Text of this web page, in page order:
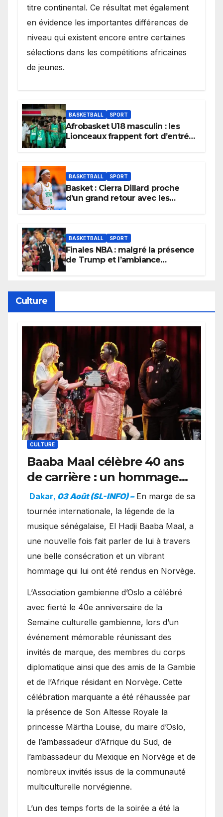
titre continental. Ce résultat met également
en évidence les importantes différences de
niveau qui existent encore entre certaines
sélections dans les compétitions africaines
de jeunes.
BASKETBALL SPORT
Afrobasket U18 masculin : les
Lionceaux frappent fort d’entrée
BASKETBALL SPORT
Basket : Cierra Dillard proche
d’un grand retour avec les
BASKETBALL SPORT
Finales NBA : malgré la présence
de Trump et l’ambiance
Culture
CULTURE
Baaba Maal célèbre 40 ans
de carrière : un hommage
exceptionnel à Oslo en
présence de la famille
royale.
Dakar, 03 Août (SL-INFO) – ​En marge de sa
tournée internationale, la légende de la
musique sénégalaise, El Hadji Baaba Maal, a
une nouvelle fois fait parler de lui à travers
une belle consécration et un vibrant
hommage qui lui ont été rendus en Norvège.
​L’Association gambienne d’Oslo a célébré
avec fierté le 40e anniversaire de la
Semaine culturelle gambienne, lors d’un
événement mémorable réunissant des
invités de marque, des membres du corps
diplomatique ainsi que des amis de la Gambie
et de l’Afrique résidant en Norvège. Cette
célébration marquante a été réhaussée par
la présence de Son Altesse Royale la
princesse Märtha Louise, du maire d’Oslo,
de l’ambassadeur d’Afrique du Sud, de
l’ambassadeur du Mexique en Norvège et de
nombreux invités issus de la communauté
multiculturelle norvégienne.
​L’un des temps forts de la soirée a été la